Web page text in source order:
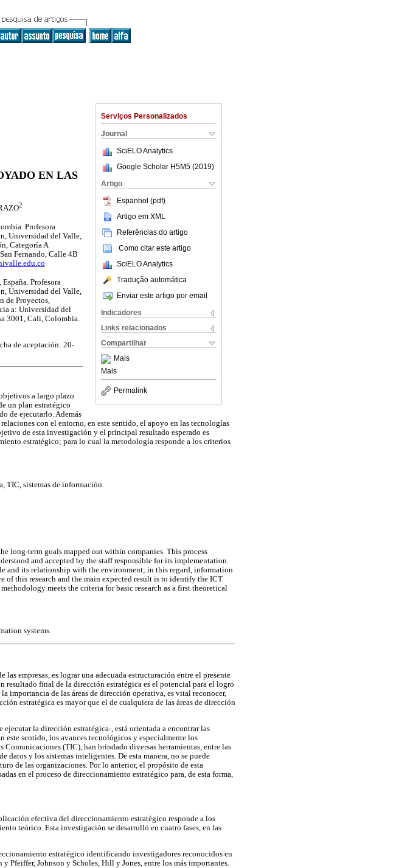
Serviços Personalizados
Journal
SciELO Analytics
Google Scholar H5M5 (2019)
Artigo
Espanhol (pdf)
Artigo em XML
Referências do artigo
Como citar este artigo
SciELO Analytics
Tradução automática
Enviar este artigo por email
Indicadores
Links relacionados
Compartilhar
Mais
Mais
Permalink
EN LAS
2
Profesora
Universidad del Valle,
Categoría A
Fernando, Calle 4B
Profesora
Universidad del Valle,
de Proyectos,
a: Universidad del
3001, Cali, Colombia.
de aceptación: 20-
a largo plazo
un plan estratégico
de ejecutarlo. Además
con el entorno, en este sentido, el apoyo en las tecnologías
de esta investigación y el principal resultado esperado es
estratégico; para lo cual la metodología responde a los criterios
TIC, sistemas de información.
long-term goals mapped out within companies. This process
and accepted by the staff responsible for its implementation.
and its relationship with the environment; in this regard, information
this research and the main expected result is to identify the ICT
meets the criteria for basic research as a first theoretical
systems.
empresas, es lograr una adecuada estructuración entre el presente
resultado final de la dirección estratégica es el potencial para el logro
importancia de las áreas de dirección operativa, es vital reconocer,
estratégica es mayor que el de cualquiera de las áreas de dirección
la dirección estratégica-, está orientada a encontrar las
este sentido, los avances tecnológicos y especialmente los
(TIC), han brindado diversas herramientas, entre las
datos y los sistemas inteligentes. De esta manera, no se puede
de las organizaciones. Por lo anterior, el propósito de esta
en el proceso de direccionamiento estratégico para, de esta forma,
efectiva del direccionamiento estratégico responde a los
teórico. Esta investigación se desarrolló en cuatro fases, en las
estratégico identificando investigadores reconocidos en
Pfeiffer, Johnson y Scholes, Hill y Jones, entre los más importantes.